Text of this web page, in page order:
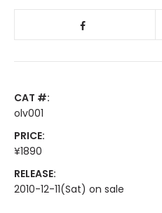
CAT #:
olv001
PRICE:
¥1890
RELEASE:
2010-12-11(Sat) on sale